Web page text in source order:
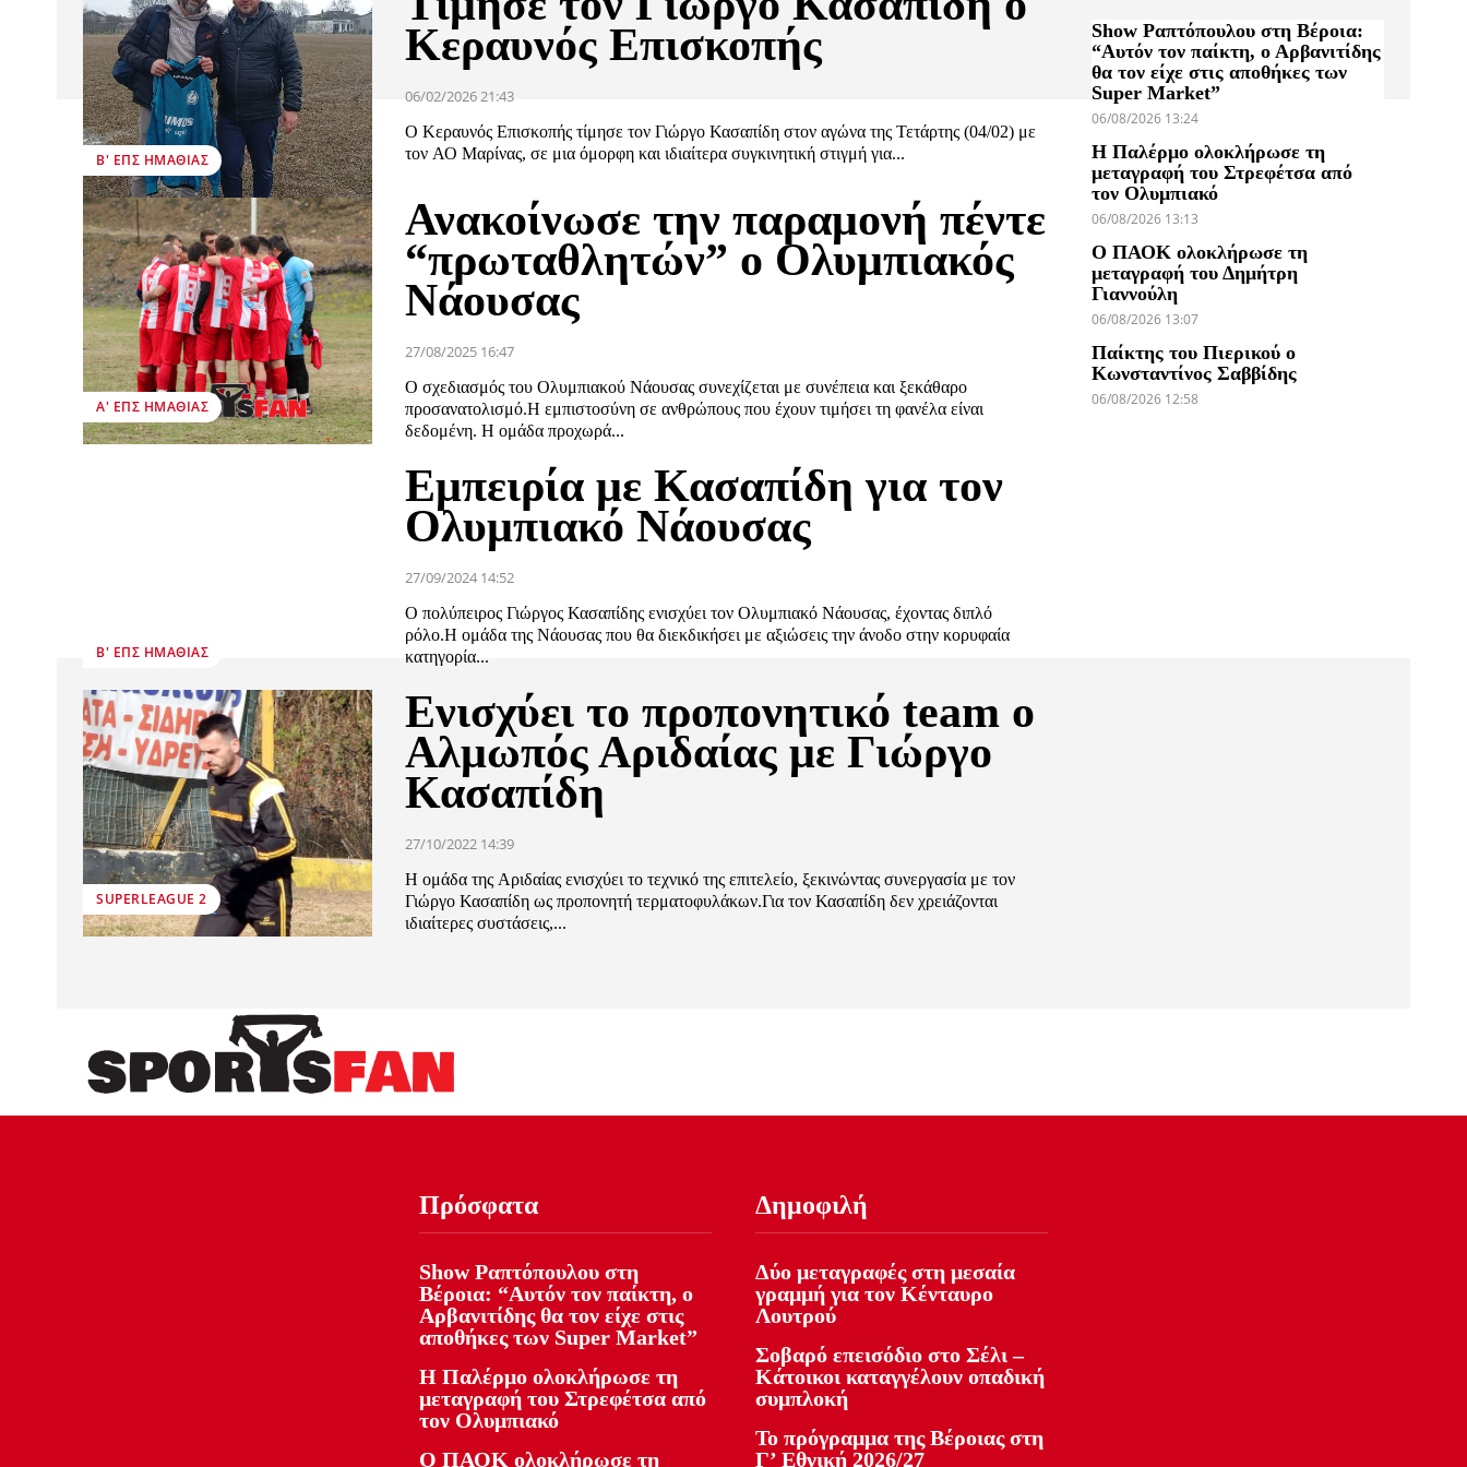
Β' ΕΠΣ ΗΜΑΘΊΑΣ
Κεραυνός Επισκοπής
06/02/2026 21:43
Ο Κεραυνός Επισκοπής τίμησε τον Γιώργο Κασαπίδη στον αγώνα της Τετάρτης (04/02) με
τον ΑΟ Μαρίνας, σε μια όμορφη και ιδιαίτερα συγκινητική στιγμή για...
Α' ΕΠΣ ΗΜΑΘΊΑΣ
Ανακοίνωσε την παραμονή πέντε
“πρωταθλητών” ο Ολυμπιακός
Νάουσας
27/08/2025 16:47
Ο σχεδιασμός του Ολυμπιακού Νάουσας συνεχίζεται με συνέπεια και ξεκάθαρο
προσανατολισμό.Η εμπιστοσύνη σε ανθρώπους που έχουν τιμήσει τη φανέλα είναι
δεδομένη. Η ομάδα προχωρά...
Β' ΕΠΣ ΗΜΑΘΊΑΣ
Εμπειρία με Κασαπίδη για τον
Ολυμπιακό Νάουσας
27/09/2024 14:52
Ο πολύπειρος Γιώργος Κασαπίδης ενισχύει τον Ολυμπιακό Νάουσας, έχοντας διπλό
ρόλο.Η ομάδα της Νάουσας που θα διεκδικήσει με αξιώσεις την άνοδο στην κορυφαία
κατηγορία...
SUPERLEAGUE 2
Ενισχύει το προπονητικό team ο
Αλμωπός Αριδαίας με Γιώργο
Κασαπίδη
27/10/2022 14:39
Η ομάδα της Αριδαίας ενισχύει το τεχνικό της επιτελείο, ξεκινώντας συνεργασία με τον
Γιώργο Κασαπίδη ως προπονητή τερματοφυλάκων.Για τον Κασαπίδη δεν χρειάζονται
ιδιαίτερες συστάσεις,...
Show Ραπτόπουλου στη Βέροια:
“Αυτόν τον παίκτη, ο Αρβανιτίδης
θα τον είχε στις αποθήκες των
Super Market”
06/08/2026 13:24
Η Παλέρμο ολοκλήρωσε τη
μεταγραφή του Στρεφέτσα από
τον Ολυμπιακό
06/08/2026 13:13
Ο ΠΑΟΚ ολοκλήρωσε τη
μεταγραφή του Δημήτρη
Γιαννούλη
06/08/2026 13:07
Παίκτης του Πιερικού ο
Κωνσταντίνος Σαββίδης
06/08/2026 12:58
Πρόσφατα
Show Ραπτόπουλου στη
Βέροια: “Αυτόν τον παίκτη, ο
Αρβανιτίδης θα τον είχε στις
αποθήκες των Super Market”
Η Παλέρμο ολοκλήρωσε τη
μεταγραφή του Στρεφέτσα από
τον Ολυμπιακό
Ο ΠΑΟΚ ολοκλήρωσε τη
Δημοφιλή
Δύο μεταγραφές στη μεσαία
γραμμή για τον Κένταυρο
Λουτρού
Σοβαρό επεισόδιο στο Σέλι –
Κάτοικοι καταγγέλουν οπαδική
συμπλοκή
Το πρόγραμμα της Βέροιας στη
Γ’ Εθνική 2026/27